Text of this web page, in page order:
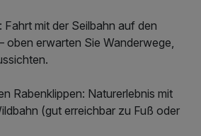
Fahrt mit der Seilbahn auf den
oben erwarten Sie Wanderwege,
Rabenklippen: Naturerlebnis mit
(gut erreichbar zu Fuß oder